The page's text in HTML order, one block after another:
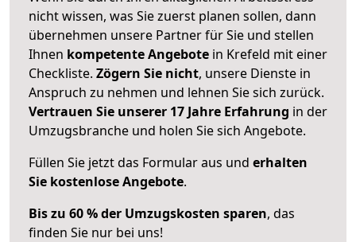
nicht wissen, was Sie zuerst planen sollen, dann
übernehmen unsere Partner für Sie und stellen
Ihnen kompetente Angebote in Krefeld mit einer
Checkliste. Zögern Sie nicht, unsere Dienste in
Anspruch zu nehmen und lehnen Sie sich zurück.
Vertrauen Sie unserer 17 Jahre Erfahrung in der
Umzugsbranche und holen Sie sich Angebote.
Füllen Sie jetzt das Formular aus und erhalten
Sie kostenlose Angebote.
Bis zu 60 % der Umzugskosten sparen, das
finden Sie nur bei uns!